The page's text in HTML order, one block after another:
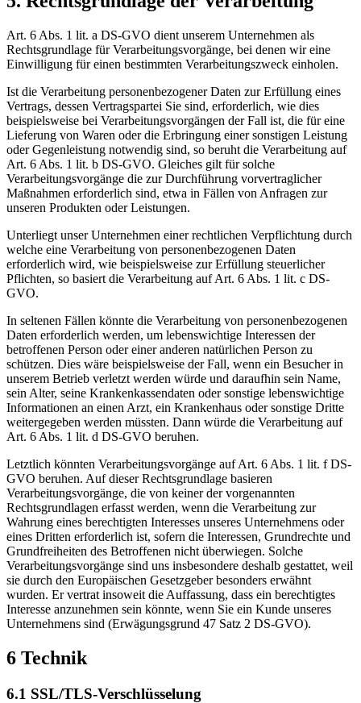
Art. 6 Abs. 1 lit. a DS-GVO dient unserem Unternehmen als
Rechtsgrundlage für Verarbeitungsvorgänge, bei denen wir eine
Einwilligung für einen bestimmten Verarbeitungszweck einholen.
Ist die Verarbeitung personenbezogener Daten zur Erfüllung eines
Vertrags, dessen Vertragspartei Sie sind, erforderlich, wie dies
beispielsweise bei Verarbeitungsvorgängen der Fall ist, die für eine
Lieferung von Waren oder die Erbringung einer sonstigen Leistung
oder Gegenleistung notwendig sind, so beruht die Verarbeitung auf
Art. 6 Abs. 1 lit. b DS-GVO. Gleiches gilt für solche
Verarbeitungsvorgänge die zur Durchführung vorvertraglicher
Maßnahmen erforderlich sind, etwa in Fällen von Anfragen zur
unseren Produkten oder Leistungen.
Unterliegt unser Unternehmen einer rechtlichen Verpflichtung durch
welche eine Verarbeitung von personenbezogenen Daten
erforderlich wird, wie beispielsweise zur Erfüllung steuerlicher
Pflichten, so basiert die Verarbeitung auf Art. 6 Abs. 1 lit. c DS-
GVO.
In seltenen Fällen könnte die Verarbeitung von personenbezogenen
Daten erforderlich werden, um lebenswichtige Interessen der
betroffenen Person oder einer anderen natürlichen Person zu
schützen. Dies wäre beispielsweise der Fall, wenn ein Besucher in
unserem Betrieb verletzt werden würde und daraufhin sein Name,
sein Alter, seine Krankenkassendaten oder sonstige lebenswichtige
Informationen an einen Arzt, ein Krankenhaus oder sonstige Dritte
weitergegeben werden müssten. Dann würde die Verarbeitung auf
Art. 6 Abs. 1 lit. d DS-GVO beruhen.
Letztlich könnten Verarbeitungsvorgänge auf Art. 6 Abs. 1 lit. f DS-
GVO beruhen. Auf dieser Rechtsgrundlage basieren
Verarbeitungsvorgänge, die von keiner der vorgenannten
Rechtsgrundlagen erfasst werden, wenn die Verarbeitung zur
Wahrung eines berechtigten Interesses unseres Unternehmens oder
eines Dritten erforderlich ist, sofern die Interessen, Grundrechte und
Grundfreiheiten des Betroffenen nicht überwiegen. Solche
Verarbeitungsvorgänge sind uns insbesondere deshalb gestattet, weil
sie durch den Europäischen Gesetzgeber besonders erwähnt
wurden. Er vertrat insoweit die Auffassung, dass ein berechtigtes
Interesse anzunehmen sein könnte, wenn Sie ein Kunde unseres
Unternehmens sind (Erwägungsgrund 47 Satz 2 DS-GVO).
6 Technik
6.1 SSL/TLS-Verschlüsselung